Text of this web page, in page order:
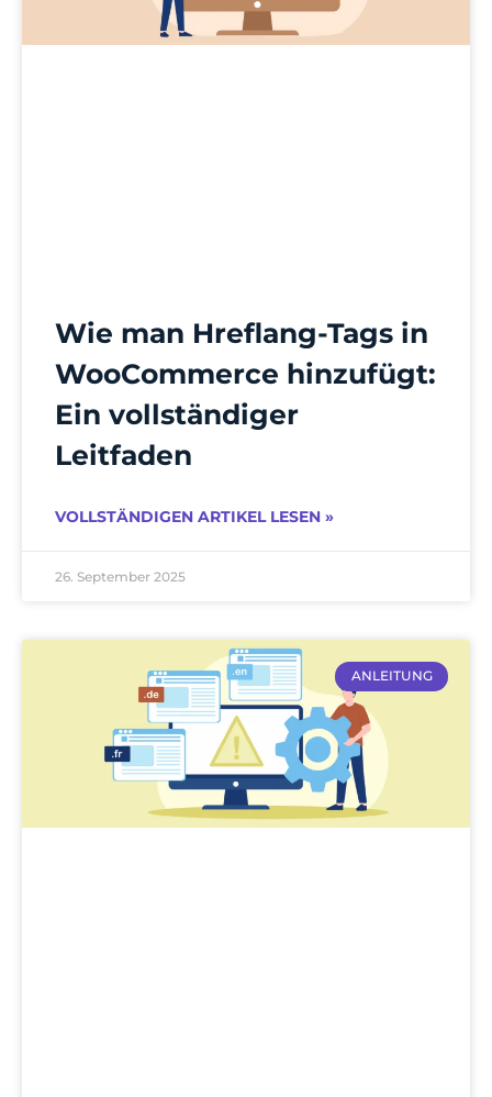
Wie man Hreflang-Tags in
WooCommerce hinzufügt:
Ein vollständiger
Leitfaden
VOLLSTÄNDIGEN ARTIKEL LESEN »
26. September 2025
ANLEITUNG